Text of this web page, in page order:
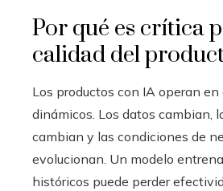
Por qué es crítica
calidad del
Los productos con IA operan
dinámicos. Los datos cambian,
cambian y las condiciones de
evolucionan. Un modelo
históricos puede perder